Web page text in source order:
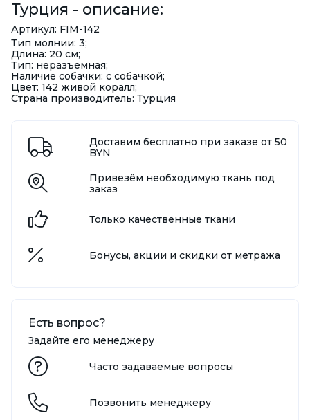
Турция - описание:
Артикул: FIM-142
Тип молнии: 3;
Длина: 20 см;
Тип: неразъемная;
Наличие собачки: с собачкой;
Цвет: 142 живой коралл;
Страна производитель: Турция
Доставим бесплатно при заказе от 50
BYN
Привезём необходимую ткань под
заказ
Только качественные ткани
Бонусы, акции и скидки от метража
Есть вопрос?
Задайте его менеджеру
Часто задаваемые вопросы
Позвонить менеджеру